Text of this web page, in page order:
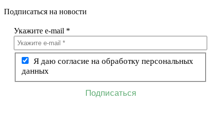
Подписаться на новости
Укажите e-mail *
Я даю согласие на обработку персональных
данных